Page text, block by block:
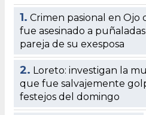
1. Crimen pasional en Ojo
fue asesinado a
pareja de su exesposa
2. Loreto: investigan la
que fue salvajemente
festejos del domingo